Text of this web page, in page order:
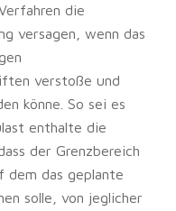
die
versagen, wenn das
verstoße und
könne. So sei es
enthalte die
der Grenzbereich
dem das geplante
solle, von jeglicher